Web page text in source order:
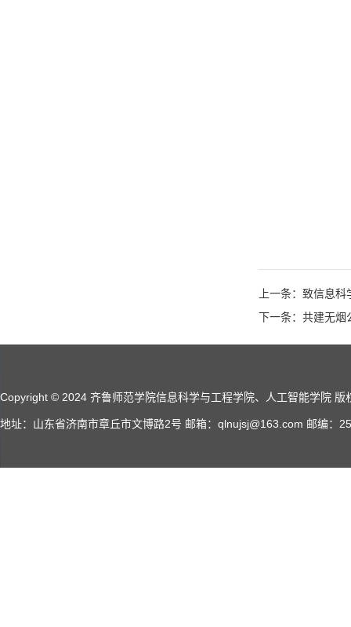
上一条：致信息
下一条：共建无
Copyright © 2024 齐鲁师范学院信息科学与工程学院、人工智能学院 版
地址：山东省济南市章丘市文博路2号 邮箱：qlnujsj@163.com 邮编：